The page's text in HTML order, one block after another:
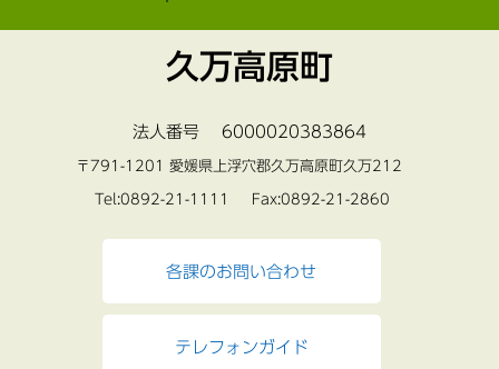
久万高原町
法人番号 6000020383864
〒791-1201 愛媛県上浮穴郡久万高原町久万212
Tel:0892-21-1111 Fax:0892-21-2860
各課のお問い合わせ
テレフォンガイド